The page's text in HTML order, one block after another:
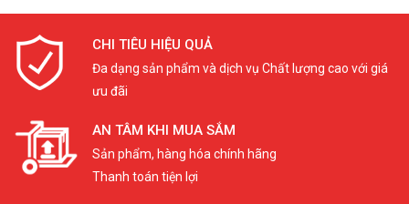
CHI TIÊU HIỆU QUẢ
Đa dạng sản phẩm và dịch vụ Chất lượng cao với giá
ưu đãi
AN TÂM KHI MUA SẮM
Sản phẩm, hàng hóa chính hãng
Thanh toán tiện lợi